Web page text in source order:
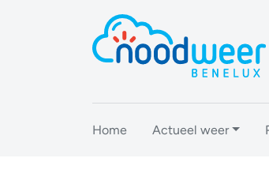
Home Actueel weer